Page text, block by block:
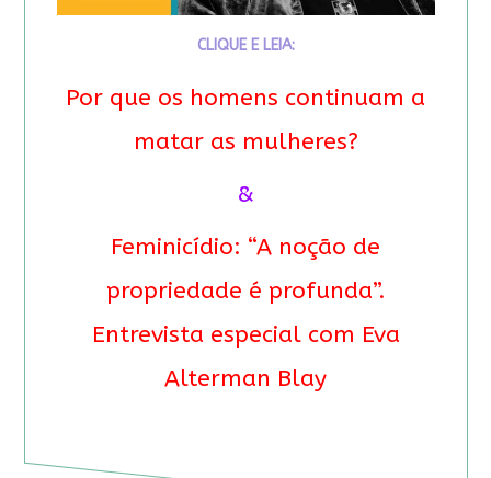
CLIQUE E LEIA:
Por que os homens continuam a
matar as mulheres?
&
Feminicídio: “A noção de
propriedade é profunda”.
Entrevista especial com Eva
Alterman Blay